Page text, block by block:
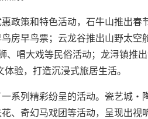
政策和特色活动，石牛山推出春
房早鸟票；云龙谷推出山野太空
、唱大戏等民俗活动；龙浔镇推
验，打造沉浸式旅居生活。
系列精彩纷呈的活动。瓷艺城・
、奇幻马戏团等活动，呈现出视